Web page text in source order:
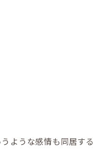
ような感情も同居する